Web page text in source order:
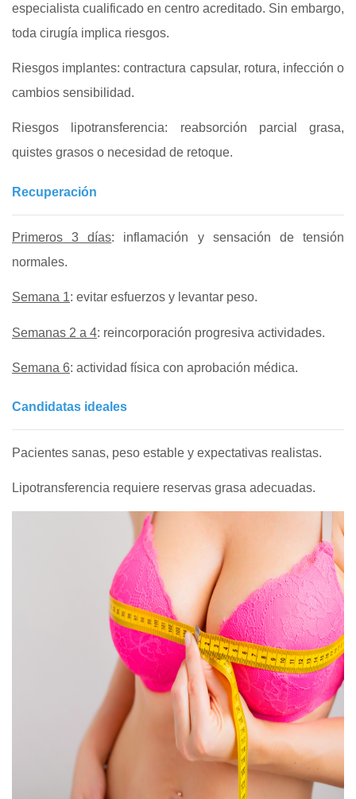
especialista cualificado en centro acreditado. Sin embargo,
toda cirugía implica riesgos.
Riesgos implantes: contractura capsular, rotura, infección o
cambios sensibilidad.
Riesgos lipotransferencia: reabsorción parcial grasa,
quistes grasos o necesidad de retoque.
Recuperación
Primeros 3 días: inflamación y sensación de tensión
normales.
Semana 1: evitar esfuerzos y levantar peso.
Semanas 2 a 4: reincorporación progresiva actividades.
Semana 6: actividad física con aprobación médica.
Candidatas ideales
Pacientes sanas, peso estable y expectativas realistas.
Lipotransferencia requiere reservas grasa adecuadas.